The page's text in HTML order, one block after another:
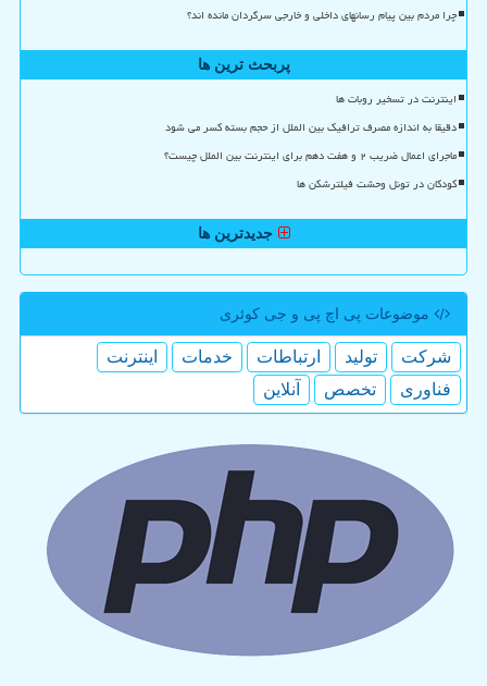
چرا مردم بین پیام رسانهای داخلی و خارجی سرگردان مانده اند؟
پربحث ترین ها
اینترنت در تسخیر روبات ها
دقیقا به اندازه مصرف ترافیک بین الملل از حجم بسته کسر می شود
ماجرای اعمال ضریب ۲ و هفت دهم برای اینترنت بین الملل چیست؟
کودکان در تونل وحشت فیلترشکن ها
جدیدترین ها
موضوعات پی اچ پی و جی كوئری
شركت تولید ارتباطات خدمات
اینترنت
فناوری
تخصص آنلاین